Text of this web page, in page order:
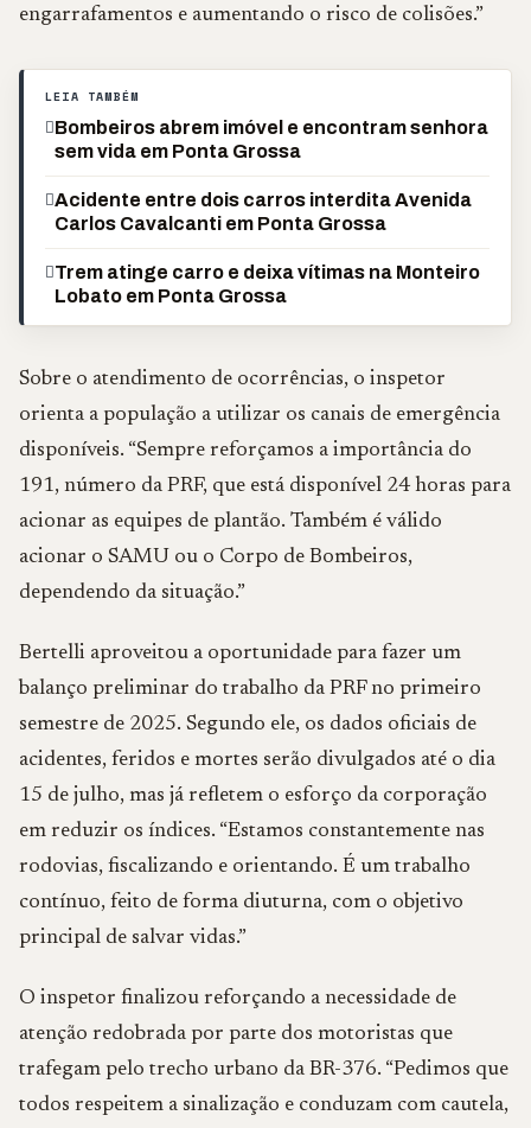
engarrafamentos e aumentando o risco de colisões.”
LEIA TAMBÉM
Bombeiros abrem imóvel e encontram senhora
sem vida em Ponta Grossa
Acidente entre dois carros interdita Avenida
Carlos Cavalcanti em Ponta Grossa
Trem atinge carro e deixa vítimas na Monteiro
Lobato em Ponta Grossa
Sobre o atendimento de ocorrências, o inspetor
orienta a população a utilizar os canais de emergência
disponíveis. “Sempre reforçamos a importância do
191, número da PRF, que está disponível 24 horas para
acionar as equipes de plantão. Também é válido
acionar o SAMU ou o Corpo de Bombeiros,
dependendo da situação.”
Bertelli aproveitou a oportunidade para fazer um
balanço preliminar do trabalho da PRF no primeiro
semestre de 2025. Segundo ele, os dados oficiais de
acidentes, feridos e mortes serão divulgados até o dia
15 de julho, mas já refletem o esforço da corporação
em reduzir os índices. “Estamos constantemente nas
rodovias, fiscalizando e orientando. É um trabalho
contínuo, feito de forma diuturna, com o objetivo
principal de salvar vidas.”
O inspetor finalizou reforçando a necessidade de
atenção redobrada por parte dos motoristas que
trafegam pelo trecho urbano da BR-376. “Pedimos que
todos respeitem a sinalização e conduzam com cautela,